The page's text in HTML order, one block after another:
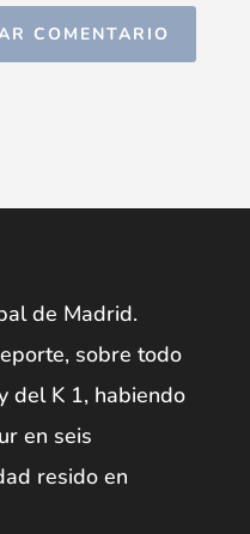
de Madrid.
sobre todo
del K 1, habiendo
en seis
resido en